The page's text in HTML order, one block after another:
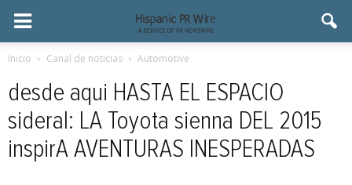
Inicio Canal de noticias Automotive
desde aqui HASTA EL ESPACIO
sideral: LA Toyota sienna DEL 2015
inspirA AVENTURAS INESPERADAS